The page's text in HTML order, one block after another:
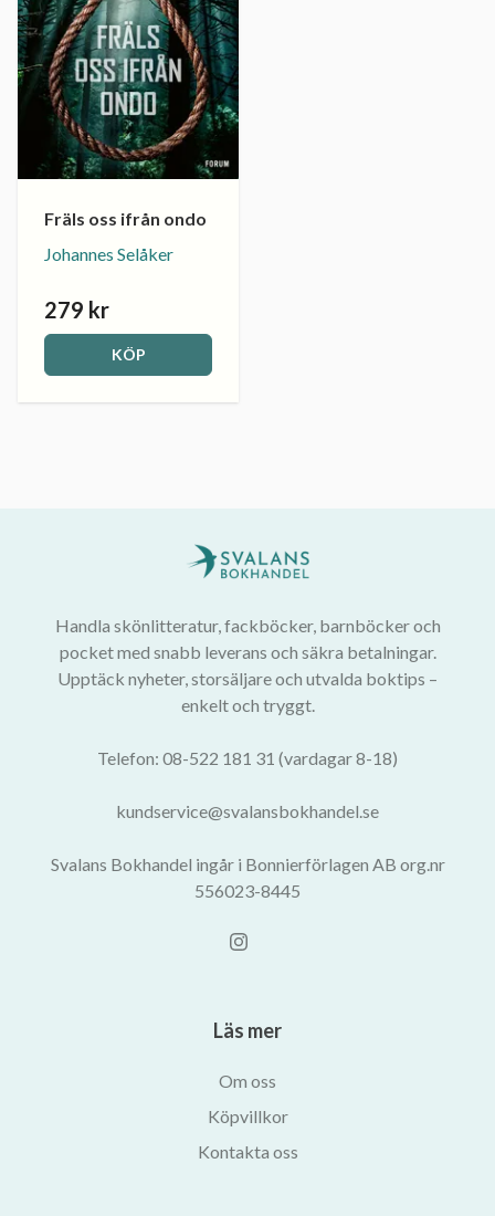
Fräls oss ifrån ondo
Johannes Selåker
279 kr
KÖP
Handla skönlitteratur, fackböcker, barnböcker och
pocket med snabb leverans och säkra betalningar.
Upptäck nyheter, storsäljare och utvalda boktips –
enkelt och tryggt.
Telefon: 08-522 181 31 (vardagar 8-18)
kundservice@svalansbokhandel.se
Svalans Bokhandel ingår i Bonnierförlagen AB org.nr
556023-8445
Läs mer
Om oss
Köpvillkor
Kontakta oss